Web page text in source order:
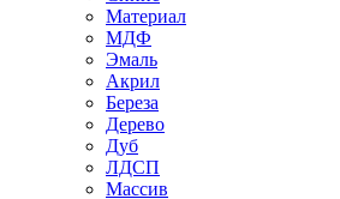
Материал
МДФ
Эмаль
Акрил
Береза
Дерево
Дуб
ЛДСП
Массив